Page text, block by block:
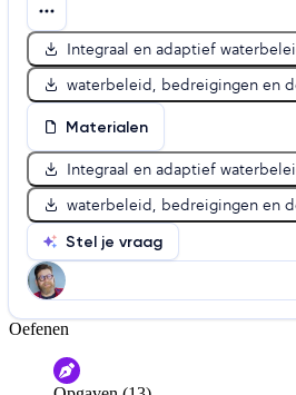
Integraal en adaptief
waterbeleid, bedreigingen en
Materialen
Integraal en adaptief
waterbeleid, bedreigingen en
Stel je vraag
Help ons de video te verbeteren
De audio is slecht
Oefenen